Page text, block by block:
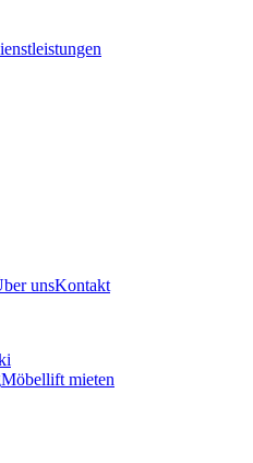
unsKontakt
Möbellift mieten